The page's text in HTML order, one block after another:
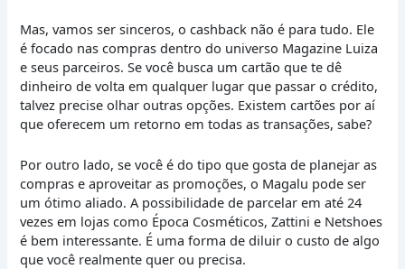
Mas, vamos ser sinceros, o cashback não é para tudo. Ele
é focado nas compras dentro do universo Magazine Luiza
e seus parceiros. Se você busca um cartão que te dê
dinheiro de volta em qualquer lugar que passar o crédito,
talvez precise olhar outras opções. Existem cartões por aí
que oferecem um retorno em todas as transações, sabe?
Por outro lado, se você é do tipo que gosta de planejar as
compras e aproveitar as promoções, o Magalu pode ser
um ótimo aliado. A possibilidade de parcelar em até 24
vezes em lojas como Época Cosméticos, Zattini e Netshoes
é bem interessante. É uma forma de diluir o custo de algo
que você realmente quer ou precisa.